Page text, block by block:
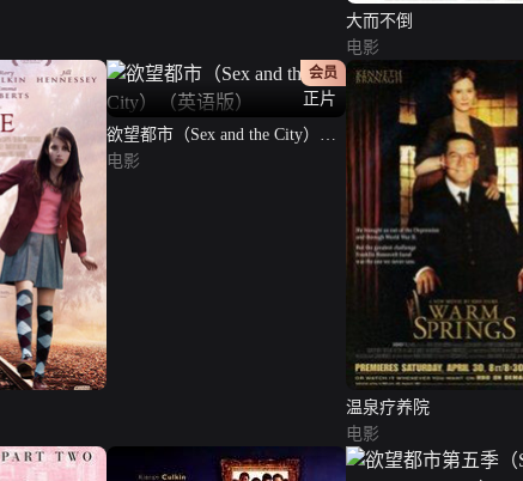
大而不倒
电影
正片
会员
欲望都市（Sex and the City）
（英语版）
电影
温泉疗养院
电影